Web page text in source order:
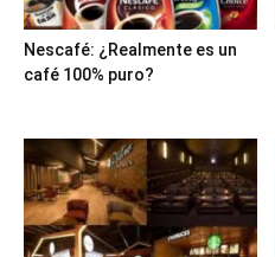
Nescafé: ¿Realmente es un
café 100% puro?